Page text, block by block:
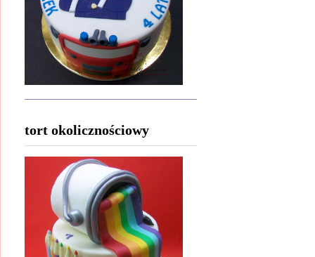
tort okolicznościowy